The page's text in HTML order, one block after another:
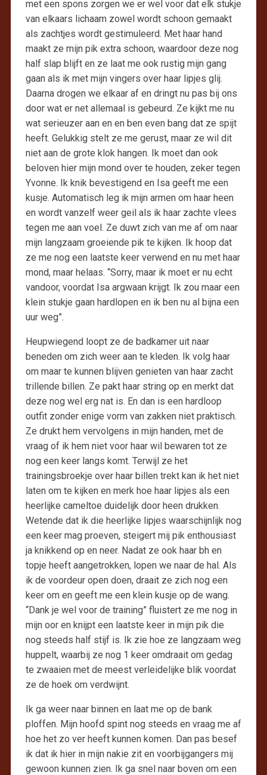
met een spons zorgen we er wel voor dat elk stukje
van elkaars lichaam zowel wordt schoon gemaakt
als zachtjes wordt gestimuleerd. Met haar hand
maakt ze mijn pik extra schoon, waardoor deze nog
half slap blijft en ze laat me ook rustig mijn gang
gaan als ik met mijn vingers over haar lipjes glij.
Daarna drogen we elkaar af en dringt nu pas bij ons
door wat er net allemaal is gebeurd. Ze kijkt me nu
wat serieuzer aan en en ben even bang dat ze spijt
heeft. Gelukkig stelt ze me gerust, maar ze wil dit
niet aan de grote klok hangen. Ik moet dan ook
beloven hier mijn mond over te houden, zeker tegen
Yvonne. Ik knik bevestigend en Isa geeft me een
kusje. Automatisch leg ik mijn armen om haar heen
en wordt vanzelf weer geil als ik haar zachte vlees
tegen me aan voel. Ze duwt zich van me af om naar
mijn langzaam groeiende pik te kijken. Ik hoop dat
ze me nog een laatste keer verwend en nu met haar
mond, maar helaas. “Sorry, maar ik moet er nu echt
vandoor, voordat Isa argwaan krijgt. Ik zou maar een
klein stukje gaan hardlopen en ik ben nu al bijna een
uur weg”.
Heupwiegend loopt ze de badkamer uit naar
beneden om zich weer aan te kleden. Ik volg haar
om maar te kunnen blijven genieten van haar zacht
trillende billen. Ze pakt haar string op en merkt dat
deze nog wel erg nat is. En dan is een hardloop
outfit zonder enige vorm van zakken niet praktisch.
Ze drukt hem vervolgens in mijn handen, met de
vraag of ik hem niet voor haar wil bewaren tot ze
nog een keer langs komt. Terwijl ze het
trainingsbroekje over haar billen trekt kan ik het niet
laten om te kijken en merk hoe haar lipjes als een
heerlijke cameltoe duidelijk door heen drukken.
Wetende dat ik die heerlijke lipjes waarschijnlijk nog
een keer mag proeven, steigert mij pik enthousiast
ja knikkend op en neer. Nadat ze ook haar bh en
topje heeft aangetrokken, lopen we naar de hal. Als
ik de voordeur open doen, draait ze zich nog een
keer om en geeft me een klein kusje op de wang.
“Dank je wel voor de training” fluistert ze me nog in
mijn oor en knijpt een laatste keer in mijn pik die
nog steeds half stijf is. Ik zie hoe ze langzaam weg
huppelt, waarbij ze nog 1 keer omdraait om gedag
te zwaaien met de meest verleidelijke blik voordat
ze de hoek om verdwijnt.
Ik ga weer naar binnen en laat me op de bank
ploffen. Mijn hoofd spint nog steeds en vraag me af
hoe het zo ver heeft kunnen komen. Dan pas besef
ik dat ik hier in mijn nakie zit en voorbijgangers mij
gewoon kunnen zien. Ik ga snel naar boven om een